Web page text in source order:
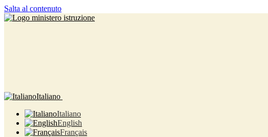
Salta al contenuto
Italiano
Italiano
English
Français